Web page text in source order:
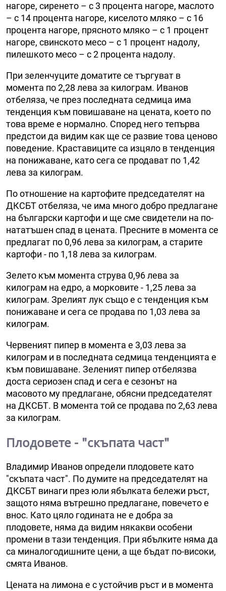
нагоре, сиренето – с 3 процента нагоре, маслото
– с 14 процента нагоре, киселото мляко – с 16
процента нагоре, прясното мляко – с 1 процент
нагоре, свинското месо – с 1 процент надолу,
пилешкото месо – с 2 процента надолу.
При зеленчуците доматите се търгуват в
момента по 2,28 лева за килограм. Иванов
отбеляза, че през последната седмица има
тенденция към повишаване на цената, което по
това време е нормално. Според него тепърва
предстои да видим как ще се развие това ценово
поведение. Краставиците са изцяло в тенденция
на понижаване, като сега се продават по 1,42
лева за килограм.
По отношение на картофите председателят на
ДКСБТ отбеляза, че има много добро предлагане
на български картофи и ще сме свидетели на по-
нататъшен спад в цената. Пресните в момента се
предлагат по 0,96 лева за килограм, а старите
картофи - по 1,18 лева за килограм.
Зелето към момента струва 0,96 лева за
килограм на едро, а морковите - 1,25 лева за
килограм. Зрелият лук също е с тенденция към
понижаване и сега се продава по 1,03 лева за
килограм.
Червеният пипер в момента е 3,03 лева за
килограм и в последната седмица тенденцията е
към повишаване. Зеленият пипер отбелязва
доста сериозен спад и сега е сезонът на
масовото му предлагане, обясни председателят
на ДКСБТ. В момента той се продава по 2,63 лева
за килограм.
Плодовете - "скъпата част"
Владимир Иванов определи плодовете като
"скъпата част". По думите на председателят на
ДКСБТ винаги през юли ябълката бележи ръст,
защото няма вътрешно предлагане, повечето е
внос. Като цяло годината не е добра за
плодовете, няма да видим някакви особени
промени в тази тенденция. При ябълките няма да
са миналогодишните цени, а ще бъдат по-високи,
смята Иванов.
Цената на лимона е с устойчив ръст и в момента